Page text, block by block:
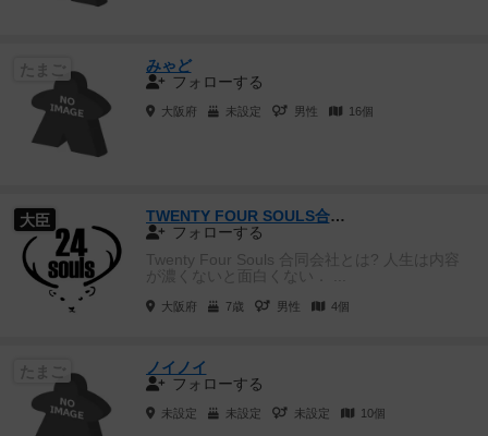
みゃど
フォローする
大阪府 未設定 男性 16個
大臣
TWENTY FOUR SOULS合同会社
フォローする
Twenty Four Souls 合同会社とは? 人生は内容
が濃くないと面白くない． ...
大阪府 7歳 男性 4個
ノイノイ
フォローする
未設定 未設定 未設定 10個